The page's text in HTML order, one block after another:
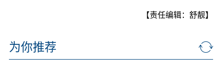
【责任编辑：舒靓】
为你推荐